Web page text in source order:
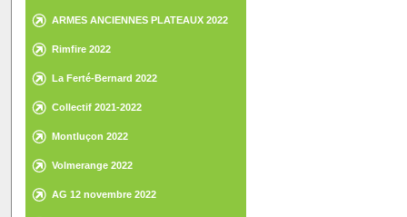
ARMES ANCIENNES PLATEAUX 2022
Rimfire 2022
La Ferté-Bernard 2022
Collectif 2021-2022
Montluçon 2022
Volmerange 2022
AG 12 novembre 2022